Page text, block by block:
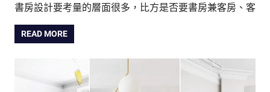
書房設計要考量的層面很多，比方是否要書房兼客房、客
READ MORE